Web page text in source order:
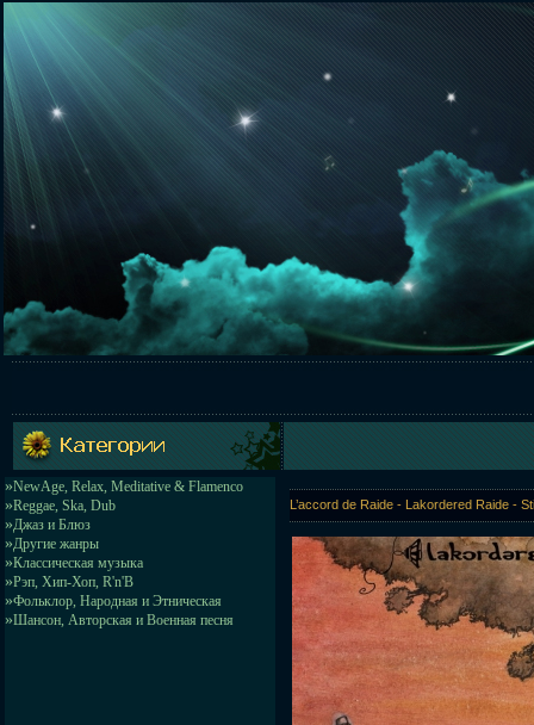
»NewAge, Relax, Meditative & Flamenco
»Reggae, Ska, Dub
»Джаз и Блюз
»Другие жанры
»Классическая музыка
»Рэп, Хип-Хоп, R'n'B
»Фольклор, Народная и Этническая
»Шансон, Авторская и Военная песня
L’accord de Raide - Lakordered Raide -